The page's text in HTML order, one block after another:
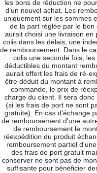
les bons de réduction ne
d’un nouvel achat. Les
uniquement sur les sommes
de la part réglée par le
aurait choisi une livraison
colis dans les délais, une
de remboursement. Dans le
colis une seconde fois,
déductibles du montant
aurait offert les frais de ré-
être déduit du montant à
commande, le prix de
charge du client. Il sera
(si les frais de port ne sont
gratuite). En cas d'échange
de remboursement d'une
de remboursement le
réexpédition du produit
remboursement partiel
des frais de port gratuit
conserver ne sont pas de
suffisante pour bénéficier